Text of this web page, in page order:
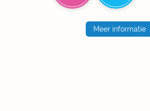
Meer informatie